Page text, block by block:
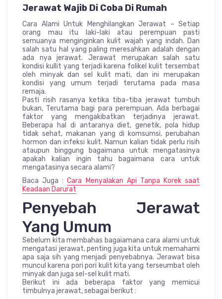
Jerawat Wajib Di Coba Di Rumah
Cara Alami Untuk Menghilangkan Jerawat – Setiap
orang mau itu laki-laki atau perempuan pasti
semuanya menginginkan kulit wajah yang indah. Dan
salah satu hal yang paling meresahkan adalah dengan
ada nya jerawat. Jerawat merupakan salah satu
kondisi kullit yang terjadi karena folikel kulit tersembat
oleh minyak dan sel kulit mati, dan ini merupakan
kondisi yang umum terjadi terutama pada masa
remaja.
Pasti risih rasanya ketika tiba-tiba jerawat tumbuh
bukan, Terutama bagi para perempuan. Ada berbagai
faktor yang mengakibatkan terjadinya jerawat.
Beberapa hal di antaranya diet, genetik, pola hidup
tidak sehat, makanan yang di komsumsi, perubahan
hormon dan infeksi kulit. Namun kalian tidak perlu risih
ataupun binggung bagaimana untuk mengatasinya
apakah kalian ingin tahu bagaimana cara untuk
mengatasinya secara alami?
Baca Juga :Cara Menyalakan Api Tanpa Korek saat
Keadaan Darurat
Penyebah Jerawat
Yang Umum
Sebelum kita membahas bagaiamana cara alami untuk
mengatasi jerawat, penting juga kita untuk memahami
apa saja sih yang menjadi penyebabnya. Jerawat bisa
muncul karena pori pori kulit kita yang terseumbat oleh
minyak dan juga sel-sel kulit mati.
Berikut ini ada beberapa faktor yang memicui
timbulnya jerawat, sebagai berikut :